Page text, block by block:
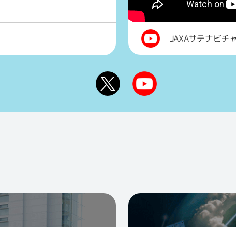
JAXAサテナビチ